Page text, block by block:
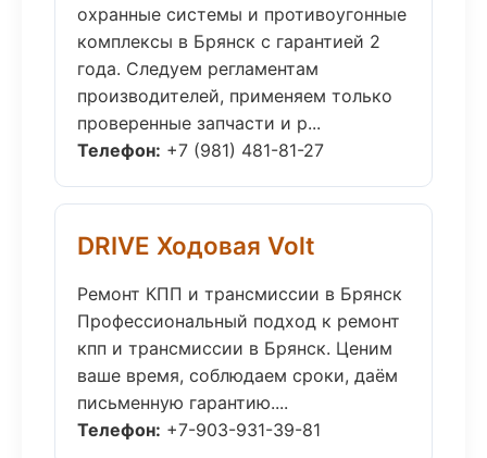
охранные системы и противоугонные
комплексы в Брянск с гарантией 2
года. Следуем регламентам
производителей, применяем только
проверенные запчасти и р...
Телефон: +7 (981) 481-81-27
DRIVE Ходовая Volt
Ремонт КПП и трансмиссии в Брянск
Профессиональный подход к ремонт
кпп и трансмиссии в Брянск. Ценим
ваше время, соблюдаем сроки, даём
письменную гарантию....
Телефон: +7-903-931-39-81